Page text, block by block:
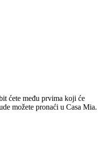
ćete među prvima koji će
možete pronaći u Casa Mia.